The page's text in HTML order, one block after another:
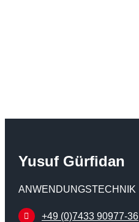
Yusuf Gürfidan
ANWENDUNGSTECHNIK
+49 (0)7433 90977-36